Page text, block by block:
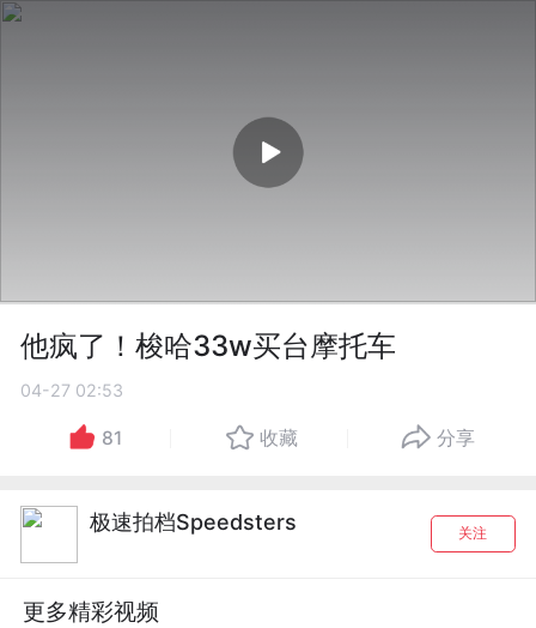
他疯了！梭哈33w买台摩托车
04-27 02:53
81 收藏 分享
极速拍档Speedsters 关注
更多精彩视频